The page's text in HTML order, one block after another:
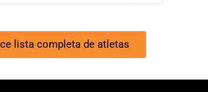
lista completa de atletas